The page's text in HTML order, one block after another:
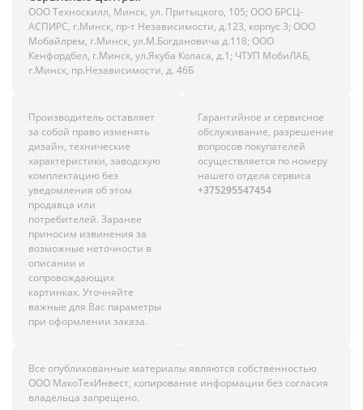
ООО Техноскилл, Минск, ул. Притыцкого, 105; ООО БРСЦ-
АСПИРС, г.Минск, пр-т Независимости, д.123, корпус 3; ООО
Мобайлрем, г.Минск, ул.М.Богдановича д.118; ООО
Кенфордбел, г.Минск, ул.Якуба Коласа, д.1; ЧТУП МобиЛАБ,
г.Минск, пр.Независимости, д. 46Б
Производитель оставляет
за собой право изменять
дизайн, технические
характеристики, заводскую
комплектацию без
уведомления об этом
продавца или
потребителей. Заранее
приносим извинения за
возможные неточности в
описании и
сопровождающих
картинках. Уточняйте
важные для Вас параметры
при оформлении заказа.
Гарантийное и сервисное
обслуживание, разрешение
вопросов покупателей
осуществляется по номеру
нашего отдела сервиса
+375295547454
Все опубликованные материалы являются собственностью
ООО МакоТехИнвест, копирование информации без согласия
владельца запрещено.